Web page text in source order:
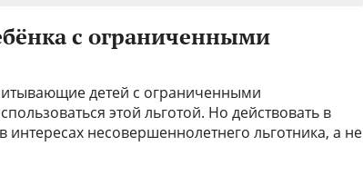
с ограниченными
детей с ограниченными
этой льготой. Но действовать в
несовершеннолетнего льготника, а не